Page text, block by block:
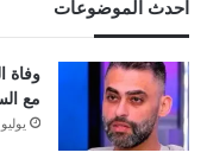
احدث الموضوعات
وفاة
مع
يوليو 19, 2026